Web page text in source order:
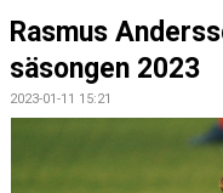
BILDGALLERI
DOKUMENT
Rasmus
säsongen 2023
2023-01-11 15:21